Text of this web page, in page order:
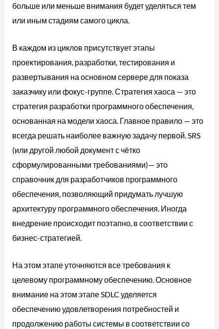
больше или меньше внимания будет уделяться тем
или иным стадиям самого цикла.
В каждом из циклов присутствует этапы
проектирования, разработки, тестирования и
развертывания на основном сервере для показа
заказчику или фокус-группе. Стратегия хаоса — это
стратегия разработки программного обеспечения,
основанная на модели хаоса. Главное правило — это
всегда решать наиболее важную задачу первой. SRS
(или другой любой документ с чётко
сформулированными требованиями)— это
справочник для разработчиков программного
обеспечения, позволяющий придумать лучшую
архитектуру программного обеспечения. Иногда
внедрение происходит поэтапно, в соответствии с
бизнес-стратегией.
На этом этапе уточняются все требования к
целевому программному обеспечению. Основное
внимание на этом этапе SDLC уделяется
обеспечению удовлетворения потребностей и
продолжению работы системы в соответствии со